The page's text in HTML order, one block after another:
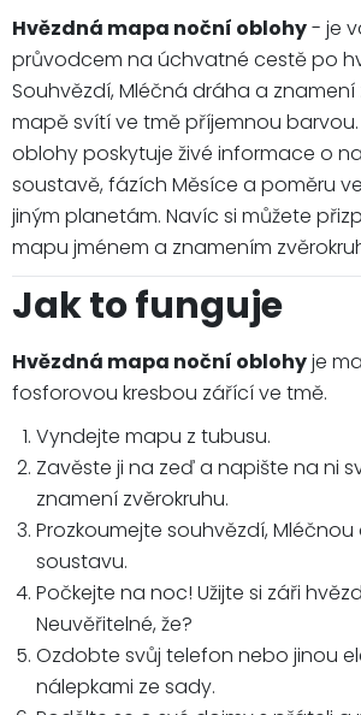
Hvězdná mapa noční oblohy- je
průvodcem na úchvatné cestě po
Souhvězdí, Mléčná dráha a znamení
mapě svítí ve tmě příjemnou
oblohy poskytuje živé informace o
soustavě, fázích Měsíce a poměru
jiným planetám. Navíc si můžete
mapu jménem a znamením
Jak to funguje
Hvězdná mapa noční oblohyje
fosforovou kresbou zářící ve tmě.
Vyndejte mapu z tubusu.
Zavěste ji na zeď a napište na ni
znamení zvěrokruhu.
Prozkoumejte souhvězdí,
soustavu.
Počkejte na noc! Užijte si záři
Neuvěřitelné, že?
Ozdobte svůj telefon nebo jinou
nálepkami ze sady.